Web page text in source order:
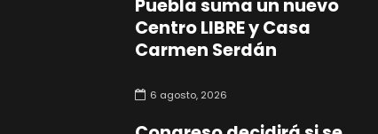
Puebla suma un nuevo
Centro LIBRE y Casa
Carmen Serdán
6 agosto, 2026